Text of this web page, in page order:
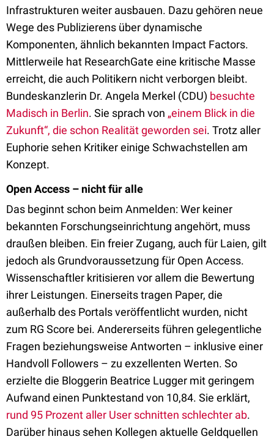
Infrastrukturen weiter ausbauen. Dazu gehören neue
Wege des Publizierens über dynamische
Komponenten, ähnlich bekannten Impact Factors.
Mittlerweile hat ResearchGate eine kritische Masse
erreicht, die auch Politikern nicht verborgen bleibt.
Bundeskanzlerin Dr. Angela Merkel (CDU) besuchte
Madisch in Berlin. Sie sprach von „einem Blick in die
Zukunft“, die schon Realität geworden sei. Trotz aller
Euphorie sehen Kritiker einige Schwachstellen am
Konzept.
Open Access – nicht für alle
Das beginnt schon beim Anmelden: Wer keiner
bekannten Forschungseinrichtung angehört, muss
draußen bleiben. Ein freier Zugang, auch für Laien, gilt
jedoch als Grundvoraussetzung für Open Access.
Wissenschaftler kritisieren vor allem die Bewertung
ihrer Leistungen. Einerseits tragen Paper, die
außerhalb des Portals veröffentlicht wurden, nicht
zum RG Score bei. Andererseits führen gelegentliche
Fragen beziehungsweise Antworten – inklusive einer
Handvoll Followers – zu exzellenten Werten. So
erzielte die Bloggerin Beatrice Lugger mit geringem
Aufwand einen Punktestand von 10,84. Sie erklärt,
rund 95 Prozent aller User schnitten schlechter ab.
Darüber hinaus sehen Kollegen aktuelle Geldquellen